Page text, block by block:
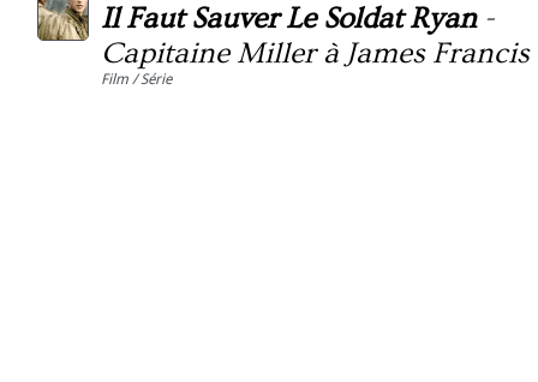
Il Faut Sauver Le Soldat Ryan-
Capitaine Miller à James Francis
Film / Série